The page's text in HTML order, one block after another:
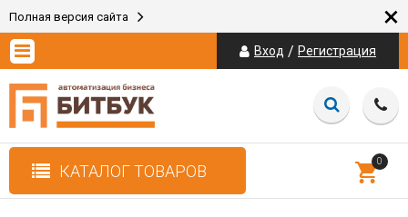
Полная версия сайта ×
Вход / Регистрация
КАТАЛОГ ТОВАРОВ
0